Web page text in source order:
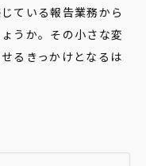
ている報告業務から
うか。その小さな変
るきっかけとなるは